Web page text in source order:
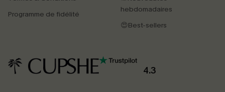
Programme de fidélité
hebdomadaires
😍Best-sellers
4.3